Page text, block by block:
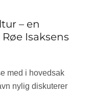
– en
Isaksens
med i hovedsak
nylig diskuterer